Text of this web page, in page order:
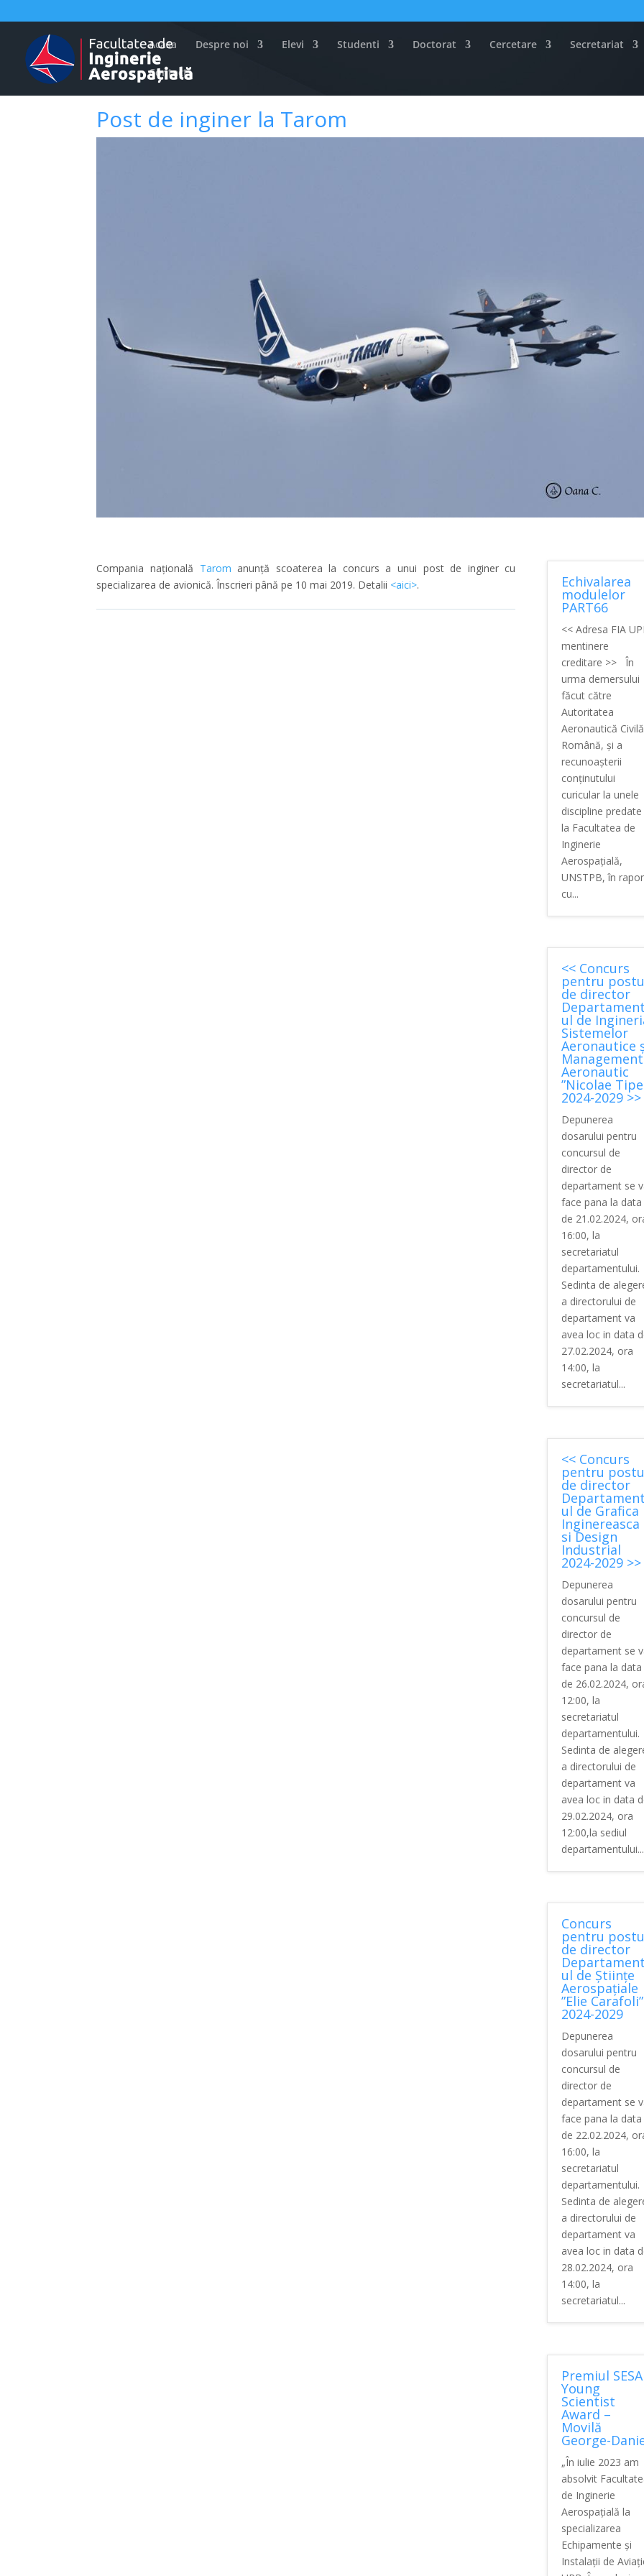
Acasa Despre noi Elevi Studenti Doctorat Cercetare Secretariat
Contact
Post de inginer la Tarom
Compania națională Tarom anunță scoaterea la concurs a unui post de inginer cu
specializarea de avionică. Înscrieri până pe 10 mai 2019. Detalii <aici>. Echivalarea
modulelor
PART66
<< Adresa FIA
mentinere
creditare >> În
urma demersului
făcut către
Autoritatea
Aeronautică Civilă
Română, şi a
recunoaşterii
conţinutului
curicular la unele
discipline predate
la Facultatea de
Inginerie
Aerospaţială,
UNSTPB, în
cu...
<< Concurs
pentru
de director
ul de
Sistemelor
Aeronautice
Management
Aeronautic
”Nicolae
2024-2029 >>
Depunerea
dosarului pentru
concursul de
director de
departament se
face pana la data
de 21.02.2024,
16:00, la
secretariatul
departamentului.
Sedinta de
a directorului de
departament va
avea loc in data
27.02.2024, ora
14:00, la
secretariatul...
<< Concurs
pentru
de director
ul de Grafica
Inginereasca
si Design
Industrial
2024-2029 >>
Depunerea
dosarului pentru
concursul de
director de
departament se
face pana la data
de 26.02.2024,
12:00, la
secretariatul
departamentului.
Sedinta de
a directorului de
departament va
avea loc in data
29.02.2024, ora
12:00,la sediul
departamentului...
Concurs
pentru
de director
ul de Științe
Aerospațiale
”Elie Carafoli”
2024-2029
Depunerea
dosarului pentru
concursul de
director de
departament se
face pana la data
de 22.02.2024,
16:00, la
secretariatul
departamentului.
Sedinta de
a directorului de
departament va
avea loc in data
28.02.2024, ora
14:00, la
secretariatul...
Premiul
Young
Scientist
Award –
Movilă
George-
„În iulie 2023 am
absolvit
de Inginerie
Aerospațială la
specializarea
Echipamente și
Instalații de